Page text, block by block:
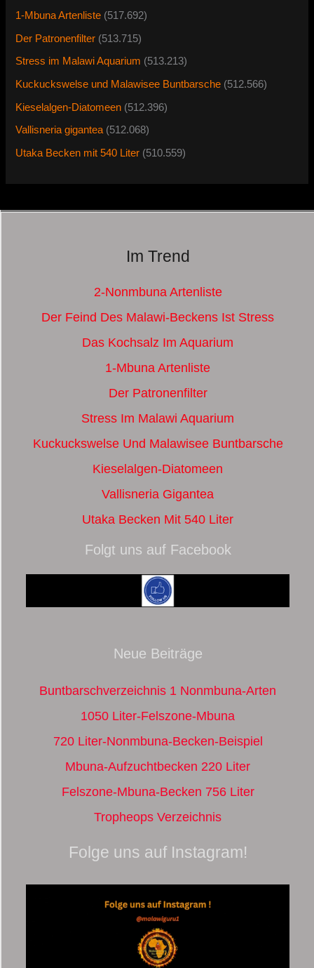
1-Mbuna Artenliste (517.692)
Der Patronenfilter (513.715)
Stress im Malawi Aquarium (513.213)
Kuckuckswelse und Malawisee Buntbarsche (512.566)
Kieselalgen-Diatomeen (512.396)
Vallisneria gigantea (512.068)
Utaka Becken mit 540 Liter (510.559)
Im Trend
2-Nonmbuna Artenliste
Der Feind Des Malawi-Beckens Ist Stress
Das Kochsalz Im Aquarium
1-Mbuna Artenliste
Der Patronenfilter
Stress Im Malawi Aquarium
Kuckuckswelse Und Malawisee Buntbarsche
Kieselalgen-Diatomeen
Vallisneria Gigantea
Utaka Becken Mit 540 Liter
Folgt uns auf Facebook
Neue Beiträge
Buntbarschverzeichnis 1 Nonmbuna-Arten
1050 Liter-Felszone-Mbuna
720 Liter-Nonmbuna-Becken-Beispiel
Mbuna-Aufzuchtbecken 220 Liter
Felszone-Mbuna-Becken 756 Liter
Tropheops Verzeichnis
Folge uns auf Instagram!